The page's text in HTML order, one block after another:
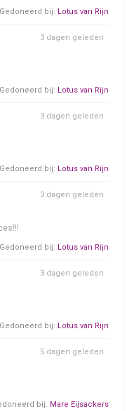
Gedoneerd bij: Lotus van Rijn
3 dagen geleden
Gedoneerd bij: Lotus van Rijn
3 dagen geleden
Gedoneerd bij: Lotus van Rijn
3 dagen geleden
Gedoneerd bij: Lotus van Rijn
3 dagen geleden
Gedoneerd bij: Lotus van Rijn
5 dagen geleden
bij: Mare Eijsackers